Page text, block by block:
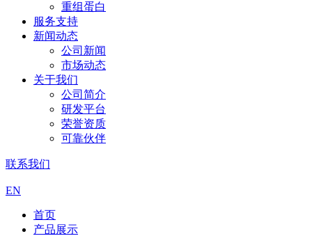
重组蛋白
服务支持
新闻动态
公司新闻
市场动态
关于我们
公司简介
研发平台
荣誉资质
可靠伙伴
联系我们
EN
首页
产品展示